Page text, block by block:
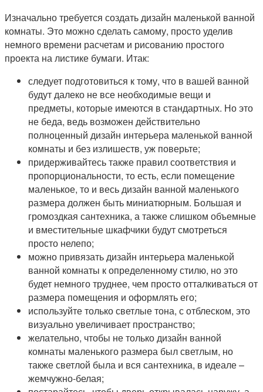
Изначально требуется создать дизайн маленькой ванной
комнаты. Это можно сделать самому, просто уделив
немного времени расчетам и рисованию простого
проекта на листике бумаги. Итак:
следует подготовиться к тому, что в вашей ванной
будут далеко не все необходимые вещи и
предметы, которые имеются в стандартных. Но это
не беда, ведь возможен действительно
полноценный дизайн интерьера маленькой ванной
комнаты и без излишеств, уж поверьте;
придерживайтесь также правил соответствия и
пропорциональности, то есть, если помещение
маленькое, то и весь дизайн ванной маленького
размера должен быть миниатюрным. Большая и
громоздкая сантехника, а также слишком объемные
и вместительные шкафчики будут смотреться
просто нелепо;
можно привязать дизайн интерьера маленькой
ванной комнаты к определенному стилю, но это
будет немного труднее, чем просто отталкиваться от
размера помещения и оформлять его;
используйте только светлые тона, с отблеском, это
визуально увеличивает пространство;
желательно, чтобы не только дизайн ванной
комнаты маленького размера был светлым, но
также светлой была и вся сантехника, в идеале –
жемчужно-белая;